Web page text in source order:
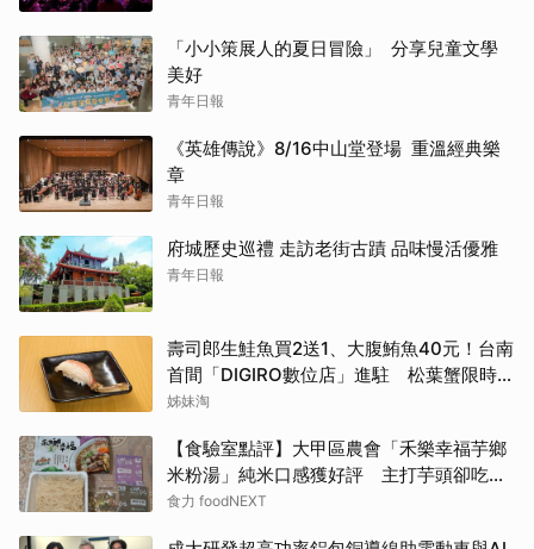
「小小策展人的夏日冒險」 分享兒童文學
美好
青年日報
《英雄傳說》8/16中山堂登場 重溫經典樂
章
青年日報
府城歷史巡禮 走訪老街古蹟 品味慢活優雅
青年日報
壽司郎生鮭魚買2送1、大腹鮪魚40元！台南
首間「DIGIRO數位店」進駐 松葉蟹限時上
桌
姊妹淘
【食驗室點評】大甲區農會「禾樂幸福芋鄉
米粉湯」純米口感獲好評 主打芋頭卻吃不
到存在感
食力 foodNEXT